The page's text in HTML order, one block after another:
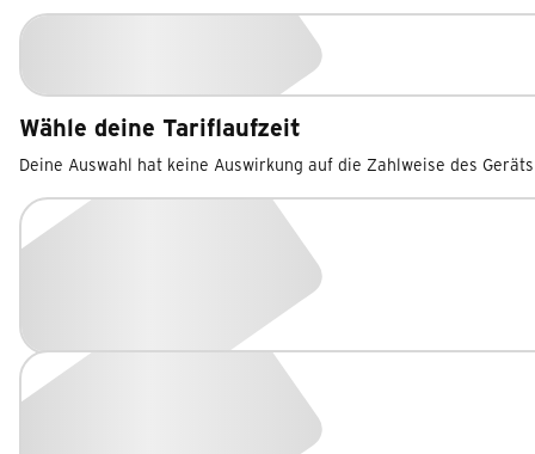
Wähle deine Tariflaufzeit
Deine Auswahl hat keine Auswirkung auf die Zahlweise des Geräts